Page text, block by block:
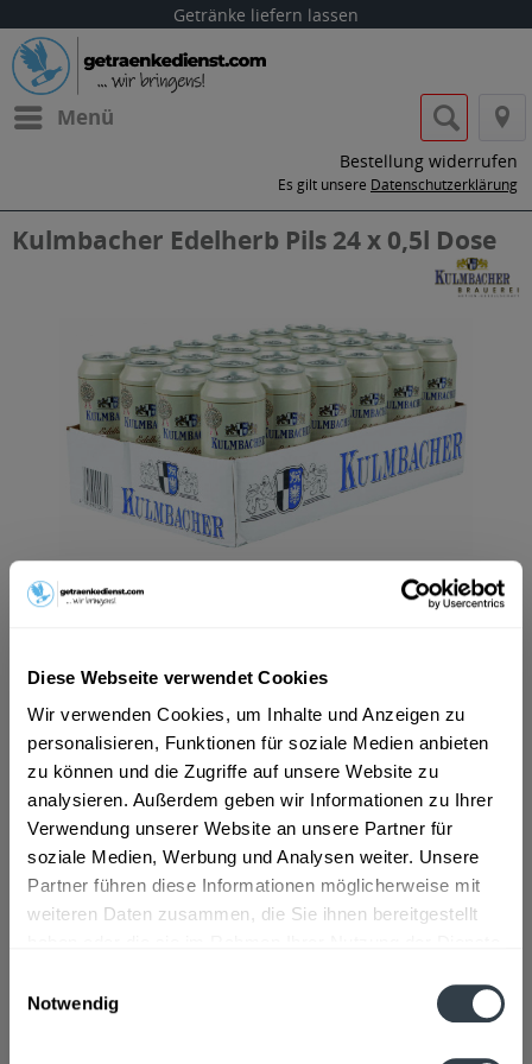
Diese Webseite verwendet Cookies
Wir verwenden Cookies, um Inhalte und Anzeigen zu
personalisieren, Funktionen für soziale Medien anbieten
zu können und die Zugriffe auf unsere Website zu
analysieren. Außerdem geben wir Informationen zu Ihrer
Verwendung unserer Website an unsere Partner für
soziale Medien, Werbung und Analysen weiter. Unsere
Partner führen diese Informationen möglicherweise mit
weiteren Daten zusammen, die Sie ihnen bereitgestellt
Notwendig
Getränke liefern lassen
Menü
Bestellung widerrufen
Es gilt unsere Datenschutzerklärung
Kulmbacher Edelherb Pils 24 x 0,5l Dose
ab 20,99 € *
inkl. MwSt.ggf. zzgl. Erschwerniszuschlag
MEHRWEG
+3,42 € Pfand
In den Warenkorb
Artikel-Nr.:
12433
Verfügbar in:
"Für Biergenießer gibt es keinen Zweifel - KULMBACHER